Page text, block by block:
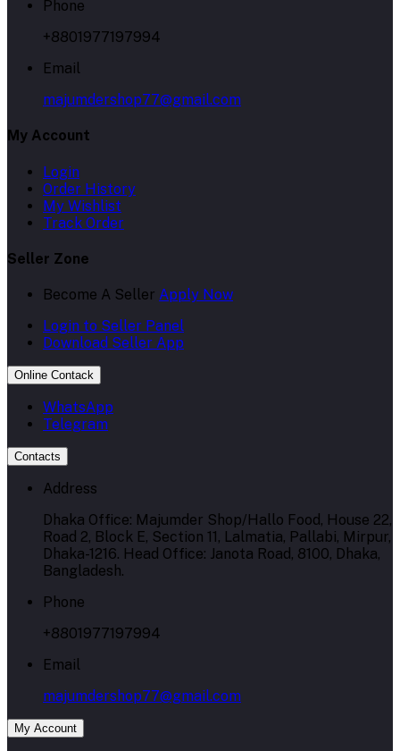
Phone
+8801977197994
Email
majumdershop77@gmail.com
My Account
Login
Order History
My Wishlist
Track Order
Seller Zone
Become A Seller Apply Now
Login to Seller Panel
Download Seller App
Online Contack
WhatsApp
Telegram
Contacts
Address
Dhaka Office: Majumder Shop/Hallo Food, House 22,
Road 2, Block E, Section 11, Lalmatia, Pallabi, Mirpur,
Dhaka-1216. Head Office: Janota Road, 8100, Dhaka,
Bangladesh.
Phone
+8801977197994
Email
majumdershop77@gmail.com
My Account